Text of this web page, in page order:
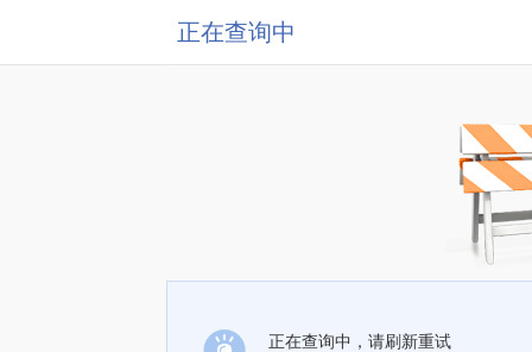
正在查询中
正在查询中，请刷新重试